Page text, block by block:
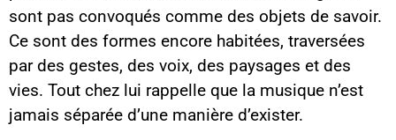
sont pas convoqués comme des objets de savoir.
Ce sont des formes encore habitées, traversées
par des gestes, des voix, des paysages et des
vies. Tout chez lui rappelle que la musique n’est
jamais séparée d’une manière d’exister.